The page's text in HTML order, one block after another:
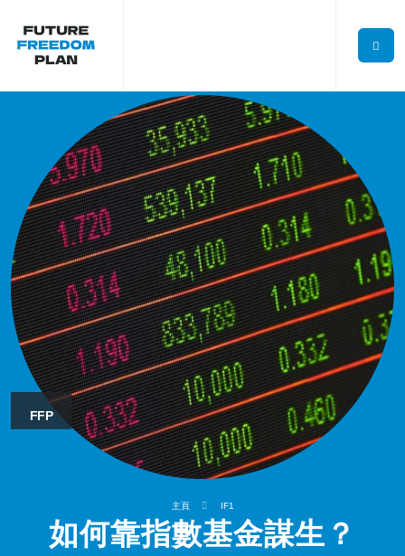
FFP
主頁 IF1
如何靠指數基金謀生？